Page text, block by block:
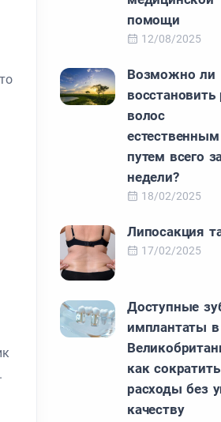
помощи
12/08/2025
Возможно ли
восстановить
волос
естественным
путем всего
недели?
18/02/2025
Липосакция
17/02/2025
Доступные
имплантаты в
как сократить
расходы без
качеству